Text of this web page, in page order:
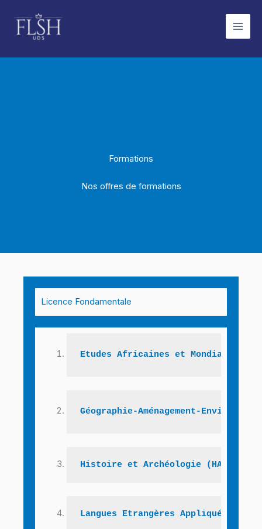
contenu
Formations
Nos offres de formations
Licence Fondamentale​
Etudes Africaines et
Géographie-Aménagement-
Histoire et Archéologie (HA)
Langues Etrangères Appliquées